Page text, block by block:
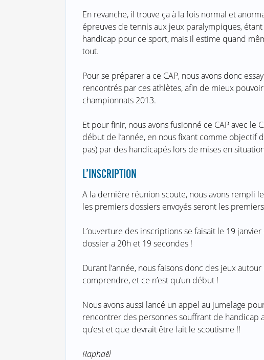
En revanche, il trouve ça à la fois normal et
épreuves de tennis aux jeux paralympiques,
handicap pour ce sport, mais il estime quand
tout.
Pour se préparer a ce CAP, nous avons donc
rencontrés par ces athlètes, afin de mieux
championnats 2013.
Et pour finir, nous avons fusionné ce CAP avec le
début de l’année, en nous fixant comme objectif
pas) par des handicapés lors de mises en
L’INSCRIPTION
A la dernière réunion scoute, nous avons rempli
les premiers dossiers envoyés seront les
L’ouverture des inscriptions se faisait le 19
dossier a 20h et 19 secondes !
Durant l’année, nous faisons donc des jeux
comprendre, et ce n’est qu’un début !
Nous avons aussi lancé un appel au jumelage
rencontrer des personnes souffrant de handicap
qu’est et que devrait être fait le scoutisme !!
Raphaël